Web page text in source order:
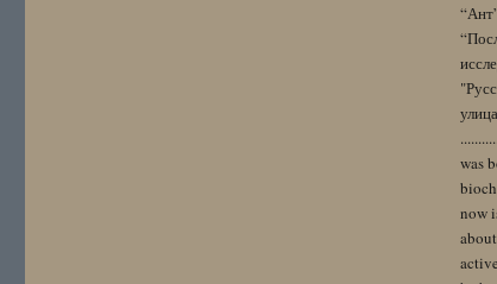
was
now